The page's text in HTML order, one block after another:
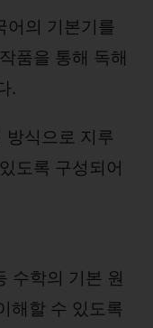
어의 기본기를
품을 통해 독해
.
방식으로 지루
도록 구성되어
수학의 기본 원
해할 수 있도록